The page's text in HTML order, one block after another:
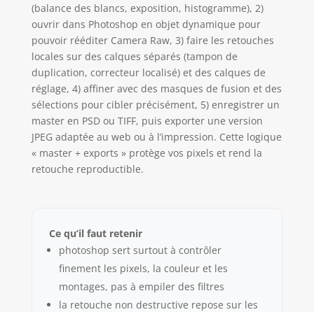
(balance des blancs, exposition, histogramme), 2)
ouvrir dans Photoshop en objet dynamique pour
pouvoir rééditer Camera Raw, 3) faire les retouches
locales sur des calques séparés (tampon de
duplication, correcteur localisé) et des calques de
réglage, 4) affiner avec des masques de fusion et des
sélections pour cibler précisément, 5) enregistrer un
master en PSD ou TIFF, puis exporter une version
JPEG adaptée au web ou à l’impression. Cette logique
« master + exports » protège vos pixels et rend la
retouche reproductible.
Ce qu’il faut retenir
photoshop sert surtout à contrôler
finement les pixels, la couleur et les
montages, pas à empiler des filtres
la retouche non destructive repose sur les